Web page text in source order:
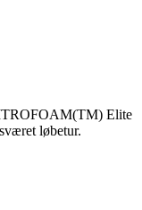
Elite
løbetur.